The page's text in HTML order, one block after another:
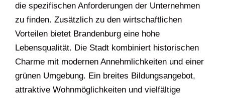
die spezifischen Anforderungen der Unternehmen
zu finden. Zusätzlich zu den wirtschaftlichen
Vorteilen bietet Brandenburg eine hohe
Lebensqualität. Die Stadt kombiniert historischen
Charme mit modernen Annehmlichkeiten und einer
grünen Umgebung. Ein breites Bildungsangebot,
attraktive Wohnmöglichkeiten und vielfältige